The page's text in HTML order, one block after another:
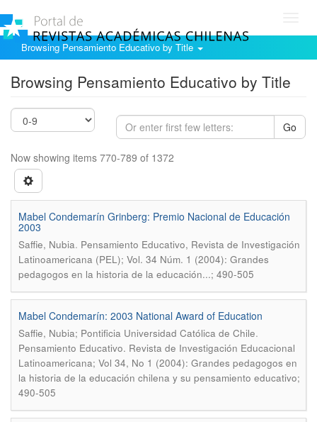
Browsing Pensamiento Educativo by Title
Browsing Pensamiento Educativo by Title
Go
Now showing items 770-789 of 1372
Mabel Condemarín Grinberg: Premio Nacional de Educación
2003
Saffie, Nubia. Pensamiento Educativo, Revista de Investigación
Latinoamericana (PEL); Vol. 34 Núm. 1 (2004): Grandes
pedagogos en la historia de la educación...; 490-505
Mabel Condemarín: 2003 National Award of Education
Saffie, Nubia; Pontificia Universidad Católica de Chile.
Pensamiento Educativo. Revista de Investigación Educacional
Latinoamericana; Vol 34, No 1 (2004): Grandes pedagogos en
la historia de la educación chilena y su pensamiento educativo;
490-505